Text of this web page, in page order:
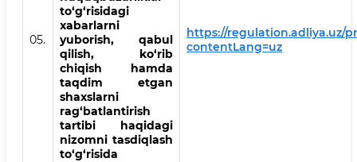
05.
to‘g‘risidagi
xabarlarni
yuborish, qabul
qilish, ko‘rib
chiqish hamda
taqdim etgan
shaxslarni
rag‘batlantirish
tartibi haqidagi
nizomni tasdiqlash
to‘g‘risida
https://regulation.adliya.uz/
contentLang=uz